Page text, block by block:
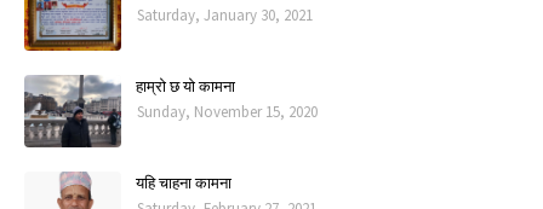
Saturday, January 30, 2021
हाम्रो छ यो कामना
Sunday, November 15, 2020
यहि चाहना कामना